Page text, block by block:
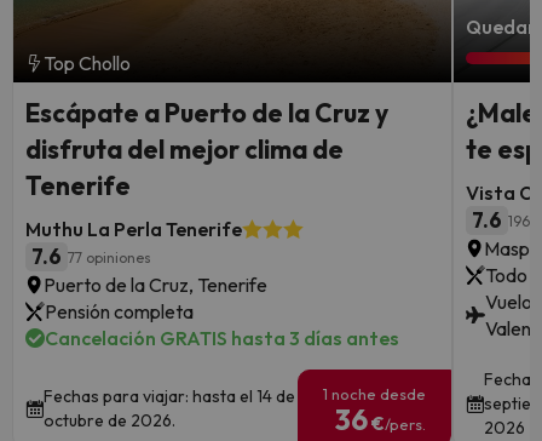
Top Chollo
Escápate a Puerto de la Cruz y
disfruta del mejor clima de
Tenerife
Muthu La Perla Tenerife
7.6 77 opiniones
Puerto de la Cruz, Tenerife
Pensión completa
Cancelación GRATIS hasta 3 días antes
Fechas para viajar: hasta el 14 de
octubre de 2026.
1 noche desde
36€/pers.
Quedan
te
Vista
7.6 196
Todo
2026